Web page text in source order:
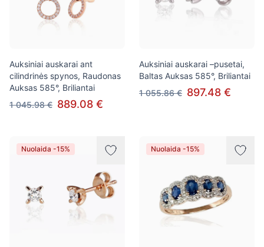
Auksiniai auskarai ant
cilindrinės spynos, Raudonas
Auksas 585°, Briliantai
1 045.98 € 889.08 €
Auksiniai auskarai –pusetai,
Baltas Auksas 585°, Briliantai
1 055.86 € 897.48 €
Nuolaida -15% Nuolaida -15%